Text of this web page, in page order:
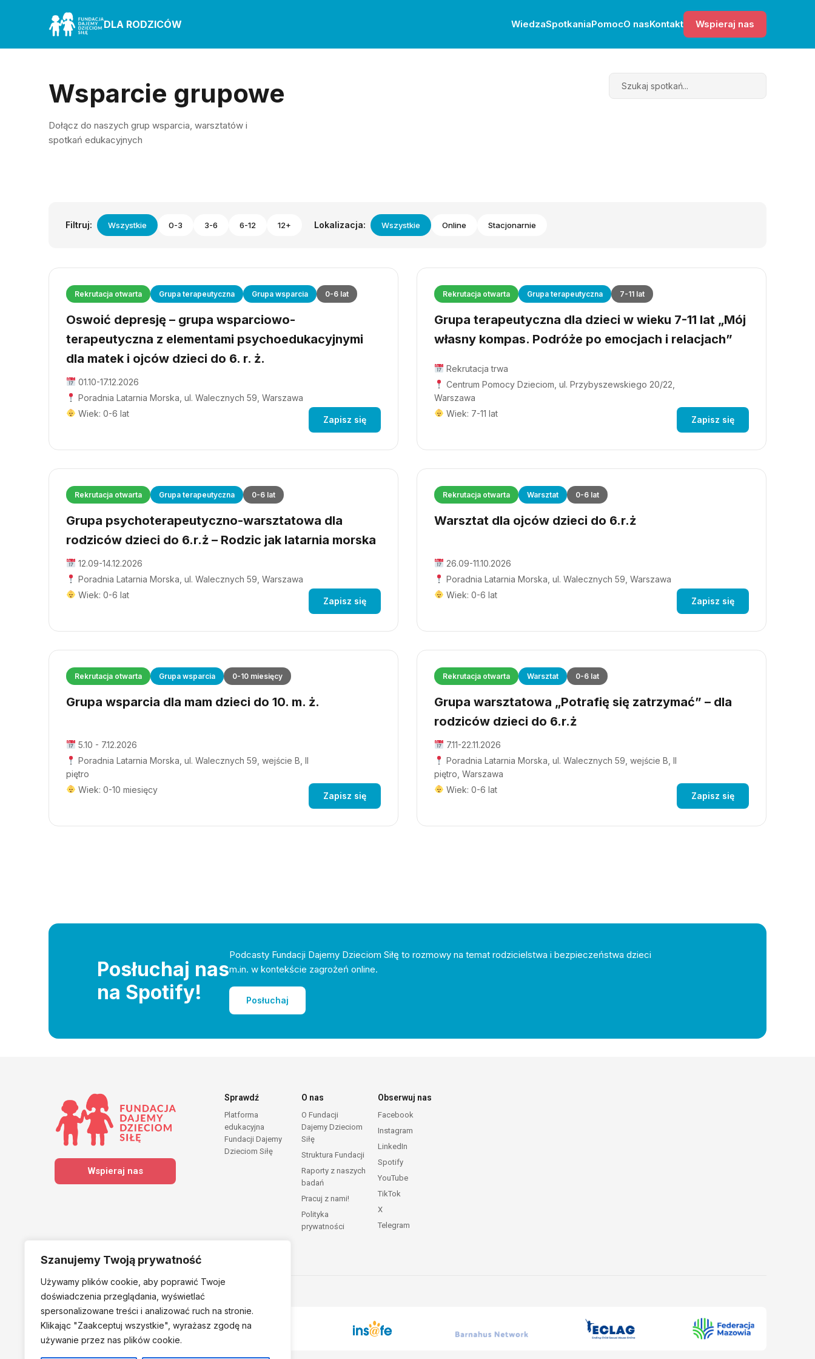
Szanujemy Twoją prywatność
Używamy plików cookie, aby poprawić Twoje
doświadczenia przeglądania, wyświetlać
spersonalizowane treści i analizować ruch na stronie.
Klikając "Zaakceptuj wszystkie", wyrażasz zgodę na
używanie przez nas plików cookie.
DLA RODZICÓW WiedzaSpotkaniaPomocO nasKontakt Wspieraj nas
Wsparcie grupowe
Dołącz do naszych grup wsparcia, warsztatów i
spotkań edukacyjnych
Search
Filtruj: Wszystkie 0-3 3-6 6-12 12+ Lokalizacja: Wszystkie Online Stacjonarnie
Rekrutacja otwarta Grupa terapeutyczna Grupa wsparcia 0-6 lat
Oswoić depresję – grupa wsparciowo-
terapeutyczna z elementami psychoedukacyjnymi
dla matek i ojców dzieci do 6. r. ż.
01.10-17.12.2026
Poradnia Latarnia Morska, ul. Walecznych 59, Warszawa
Wiek: 0-6 lat
Zapisz się
Rekrutacja otwarta Grupa terapeutyczna 7-11 lat
Grupa terapeutyczna dla dzieci w wieku 7-11 lat „Mój
własny kompas. Podróże po emocjach i relacjach”
Rekrutacja trwa
Centrum Pomocy Dzieciom, ul. Przybyszewskiego 20/22,
Warszawa
Wiek: 7-11 lat
Zapisz się
Rekrutacja otwarta Grupa terapeutyczna 0-6 lat
Grupa psychoterapeutyczno-warsztatowa dla
rodziców dzieci do 6.r.ż – Rodzic jak latarnia morska
12.09-14.12.2026
Poradnia Latarnia Morska, ul. Walecznych 59, Warszawa
Wiek: 0-6 lat
Zapisz się
Rekrutacja otwarta Warsztat 0-6 lat
Warsztat dla ojców dzieci do 6.r.ż
26.09-11.10.2026
Poradnia Latarnia Morska, ul. Walecznych 59, Warszawa
Wiek: 0-6 lat
Zapisz się
Rekrutacja otwarta Grupa wsparcia 0-10 miesięcy
Grupa wsparcia dla mam dzieci do 10. m. ż.
5.10 - 7.12.2026
Poradnia Latarnia Morska, ul. Walecznych 59, wejście B, II
piętro
Wiek: 0-10 miesięcy
Zapisz się
Rekrutacja otwarta Warsztat 0-6 lat
Grupa warsztatowa „Potrafię się zatrzymać” – dla
rodziców dzieci do 6.r.ż
7.11-22.11.2026
Poradnia Latarnia Morska, ul. Walecznych 59, wejście B, II
piętro, Warszawa
Wiek: 0-6 lat
Zapisz się
Posłuchaj nas
na Spotify!
Podcasty Fundacji Dajemy Dzieciom Siłę to rozmowy na temat rodzicielstwa i bezpieczeństwa dzieci
m.in. w kontekście zagrożeń online.
Posłuchaj
Wspieraj nas
Sprawdź
Platforma
edukacyjna
Fundacji Dajemy
Dzieciom Siłę
O nas
O Fundacji
Dajemy Dzieciom
Siłę
Struktura Fundacji
Raporty z naszych
badań
Pracuj z nami!
Polityka
prywatności
Obserwuj nas
Facebook
Instagram
LinkedIn
Spotify
YouTube
TikTok
X
Telegram
Należymy do